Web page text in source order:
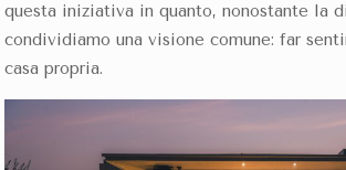
questa iniziativa in quanto, nonostante la
condividiamo una visione comune: far
casa propria.